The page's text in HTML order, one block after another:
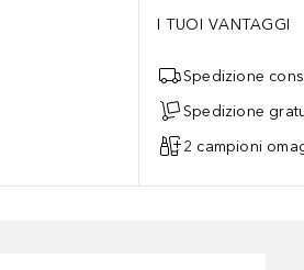
I TUOI VANTAGGI
Spedizione
Spedizione
2 campioni